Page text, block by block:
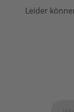
Leider